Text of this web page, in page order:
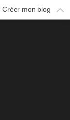
Créer mon blog